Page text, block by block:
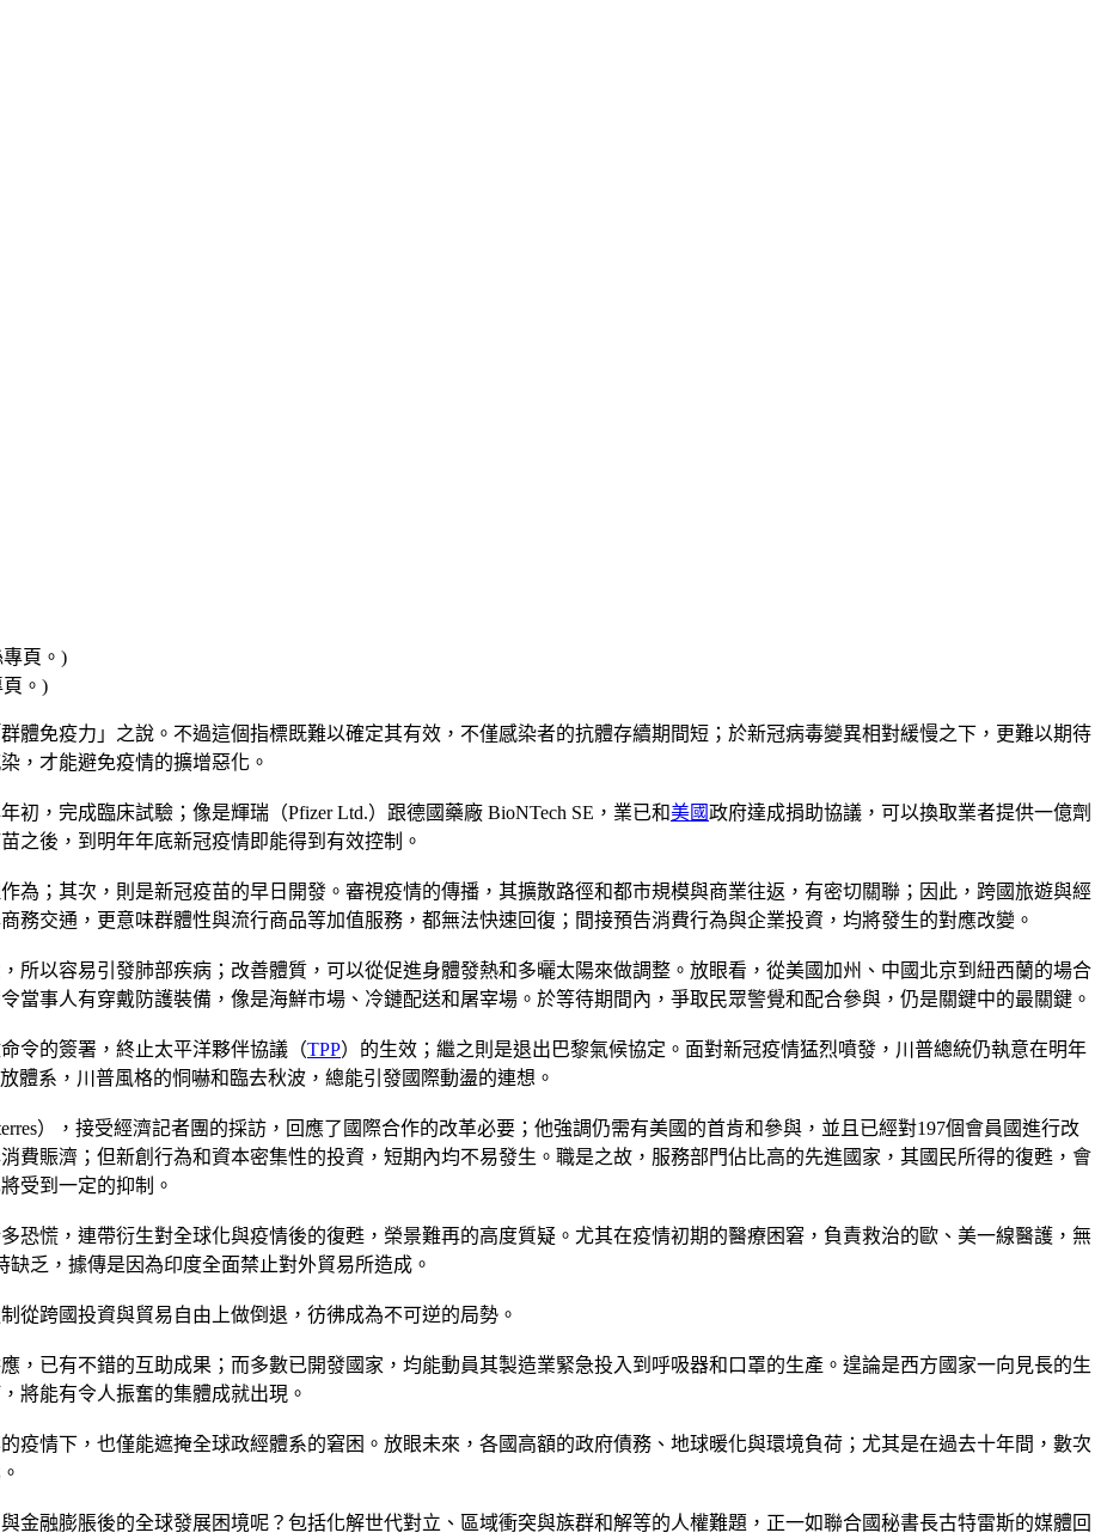
。)
體免疫力」之說。不過這個指標既難以確定其有效，不僅感染者的抗體存續期間短；於新冠病毒變異相對緩慢之下，更難以期待
，才能避免疫情的擴增惡化。
初，完成臨床試驗；像是輝瑞（Pfizer Ltd.）跟德國藥廠 BioNTech SE，業已和美國政府達成捐助協議，可以換取業者提供一億劑
之後，到明年年底新冠疫情即能得到有效控制。
為；其次，則是新冠疫苗的早日開發。審視疫情的傳播，其擴散路徑和都市規模與商業往返，有密切關聯；因此，跨國旅遊與經
務交通，更意味群體性與流行商品等加值服務，都無法快速回復；間接預告消費行為與企業投資，均將發生的對應改變。
所以容易引發肺部疾病；改善體質，可以從促進身體發熱和多曬太陽來做調整。放眼看，從美國加州、中國北京到紐西蘭的場合
當事人有穿戴防護裝備，像是海鮮市場、冷鏈配送和屠宰場。於等待期間內，爭取民眾警覺和配合參與，仍是關鍵中的最關鍵。
令的簽署，終止太平洋夥伴協議（TPP）的生效；繼之則是退出巴黎氣候協定。面對新冠疫情猛烈噴發，川普總統仍執意在明年
體系，川普風格的恫嚇和臨去秋波，總能引發國際動盪的連想。
），接受經濟記者團的採訪，回應了國際合作的改革必要；他強調仍需有美國的首肯和參與，並且已經對197個會員國進行改
費賑濟；但新創行為和資本密集性的投資，短期內均不易發生。職是之故，服務部門佔比高的先進國家，其國民所得的復甦，會
受到一定的抑制。
恐慌，連帶衍生對全球化與疫情後的復甦，榮景難再的高度質疑。尤其在疫情初期的醫療困窘，負責救治的歐、美一線醫護，無
乏，據傳是因為印度全面禁止對外貿易所造成。
從跨國投資與貿易自由上做倒退，彷彿成為不可逆的局勢。
，已有不錯的互助成果；而多數已開發國家，均能動員其製造業緊急投入到呼吸器和口罩的生產。遑論是西方國家一向見長的生
將能有令人振奮的集體成就出現。
疫情下，也僅能遮掩全球政經體系的窘困。放眼未來，各國高額的政府債務、地球暖化與環境負荷；尤其是在過去十年間，數次
金融膨脹後的全球發展困境呢？包括化解世代對立、區域衝突與族群和解等的人權難題，正一如聯合國秘書長古特雷斯的媒體回